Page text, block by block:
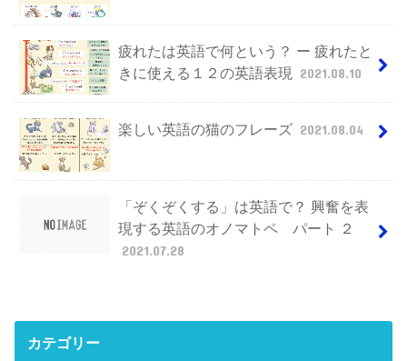
疲れたは英語で何という？ ー 疲れたと
きに使える１２の英語表現
2021.08.10
楽しい英語の猫のフレーズ 2021.08.04
「ぞくぞくする」は英語で？ 興奮を表
現する英語のオノマトペ パート ２
2021.07.28
カテゴリー